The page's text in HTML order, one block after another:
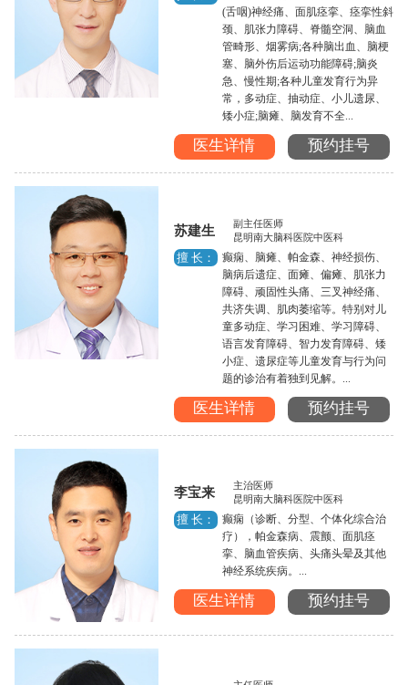
(舌咽)神经痛、面肌痉挛、痉挛性斜
颈、肌张力障碍、脊髓空洞、脑血
管畸形、烟雾病;各种脑出血、脑梗
塞、脑外伤后运动功能障碍;脑炎
急、慢性期;各种儿童发育行为异
常，多动症、抽动症、小儿遗尿、
矮小症;脑瘫、脑发育不全...
医生详情 预约挂号
苏建生
副主任医师
昆明南大脑科医院中医科
擅 长：
癫痫、脑瘫、帕金森、神经损伤、
脑病后遗症、面瘫、偏瘫、肌张力
障碍、顽固性头痛、三叉神经痛、
共济失调、肌肉萎缩等。特别对儿
童多动症、学习困难、学习障碍、
语言发育障碍、智力发育障碍、矮
小症、遗尿症等儿童发育与行为问
题的诊治有着独到见解。...
医生详情 预约挂号
李宝来
主治医师
昆明南大脑科医院中医科
擅 长：
癫痫（诊断、分型、个体化综合治
疗），帕金森病、震颤、面肌痉
挛、脑血管疾病、头痛头晕及其他
神经系统疾病。...
医生详情 预约挂号